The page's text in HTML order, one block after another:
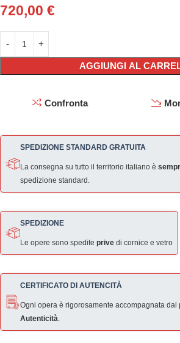
720,00 €
AGGIUNGI AL
Confronta
SPEDIZIONE STANDARD GRATUITA
La consegna su tutto il territorio italiano è
spedizione standard.
SPEDIZIONE
Le opere sono spedite prive di cornice e vetro
CERTIFICATO DI AUTENCITÀ
Ogni opera è rigorosamente accompagnata dal
Autenticità.